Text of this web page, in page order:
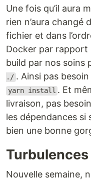
Une fois qu’il aura
rien n’aura changé
fichier et dans
Docker par rapport
build par nos soins
./ . Ainsi pas
yarn install . Et
livraison, pas
les dépendances si
bien une bonne
Turbulences
Nouvelle semaine,